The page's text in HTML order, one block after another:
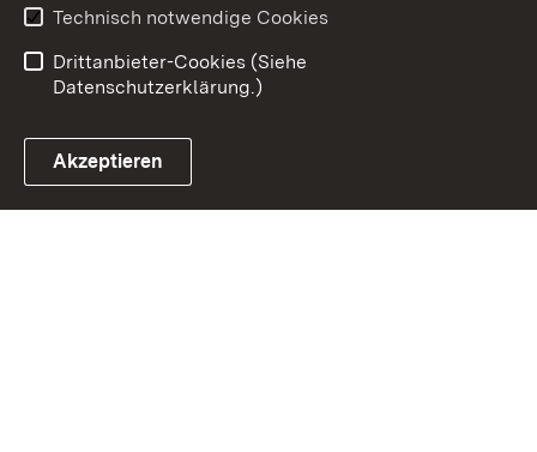
Benutzungshinweise
Erklärung zur
Technisch notwendige Cookies
Drittanbieter-Cookies (Siehe
Datenschutzerklärung.)
Akzeptieren